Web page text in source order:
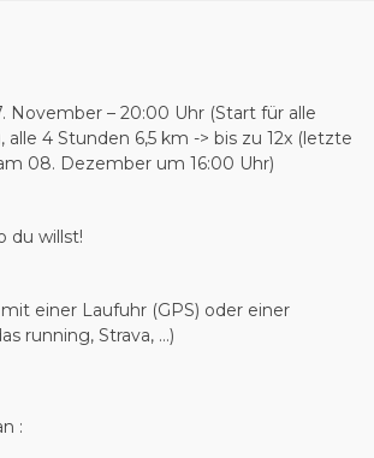
November – 20:00 Uhr (Start für alle
alle 4 Stunden 6,5 km -> bis zu 12x (letzte
08. Dezember um 16:00 Uhr)
du willst!
einer Laufuhr (GPS) oder einer
running, Strava, …)
: